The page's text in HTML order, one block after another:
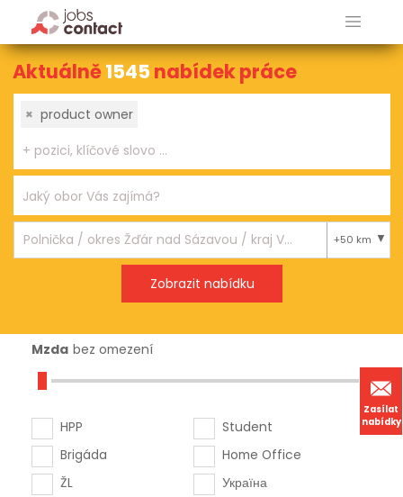
Zasílat
nabídky
Aktuálně1545 nabídek práce
× product owner
+50 km
Mzda bez omezení
HPP
Brigáda
ŽL
Student
Home Office
Україна